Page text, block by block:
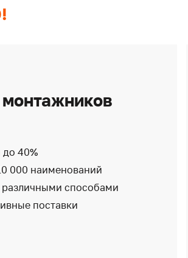
40%
000 наименований
различными способами
поставки